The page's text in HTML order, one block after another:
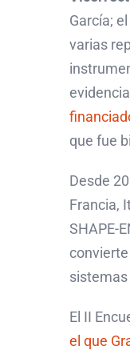
García; el
varias
que fue
Desde
Francia,
SHAPE-
El II
el que